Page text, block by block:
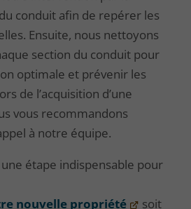
conduit afin de repérer les
Ensuite, nous nettoyons
section du conduit pour
optimale et prévenir les
de l’acquisition d’une
vous recommandons
à notre équipe.
étape indispensable pour
nouvelle propriété
soit